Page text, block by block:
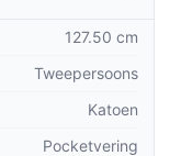
De topper
wat zorgt voor
127.50 cm
Tweepersoons
Katoen
Pocketvering